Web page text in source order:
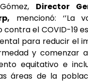
Director
mencionó: ‘’La
contra el COVID-19
para reducir el
y comenzar
equitativo e
áreas de la